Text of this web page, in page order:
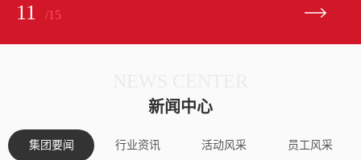
11 /15
新闻中心
集团要闻 行业资讯 活动风采 员工风采